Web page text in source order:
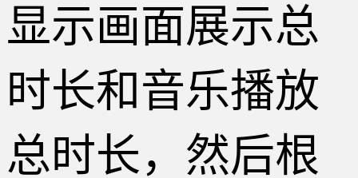
显示画面展示总
时长和音乐播放
总时长，然后根